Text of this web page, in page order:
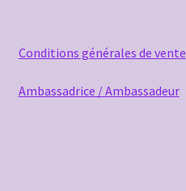
Conditions générales de vente
Ambassadrice / Ambassadeur